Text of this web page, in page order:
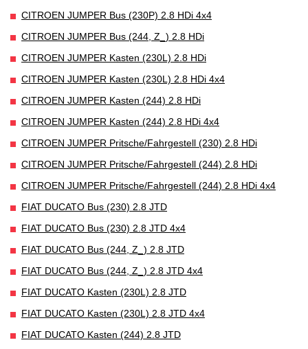
CITROEN JUMPER Bus (230P) 2.8 HDi 4x4
CITROEN JUMPER Bus (244, Z_) 2.8 HDi
CITROEN JUMPER Kasten (230L) 2.8 HDi
CITROEN JUMPER Kasten (230L) 2.8 HDi 4x4
CITROEN JUMPER Kasten (244) 2.8 HDi
CITROEN JUMPER Kasten (244) 2.8 HDi 4x4
CITROEN JUMPER Pritsche/Fahrgestell (230) 2.8 HDi
CITROEN JUMPER Pritsche/Fahrgestell (244) 2.8 HDi
CITROEN JUMPER Pritsche/Fahrgestell (244) 2.8 HDi 4x4
FIAT DUCATO Bus (230) 2.8 JTD
FIAT DUCATO Bus (230) 2.8 JTD 4x4
FIAT DUCATO Bus (244, Z_) 2.8 JTD
FIAT DUCATO Bus (244, Z_) 2.8 JTD 4x4
FIAT DUCATO Kasten (230L) 2.8 JTD
FIAT DUCATO Kasten (230L) 2.8 JTD 4x4
FIAT DUCATO Kasten (244) 2.8 JTD